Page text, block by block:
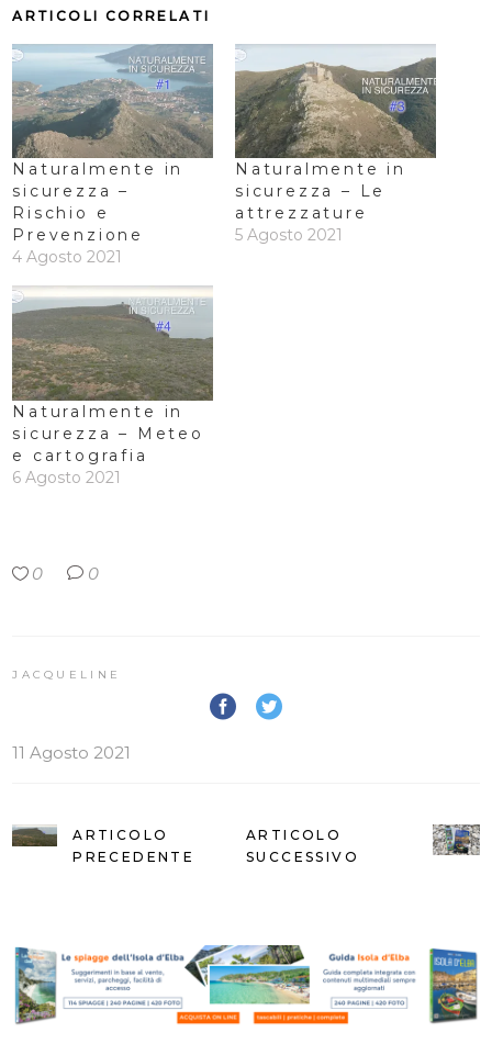
ARTICOLI CORRELATI
Naturalmente in
sicurezza –
Rischio e
Prevenzione
4 Agosto 2021
Naturalmente in
sicurezza – Le
attrezzature
5 Agosto 2021
Naturalmente in
sicurezza – Meteo
e cartografia
6 Agosto 2021
0 0
JACQUELINE
11 Agosto 2021
ARTICOLO
PRECEDENTE
ARTICOLO
SUCCESSIVO